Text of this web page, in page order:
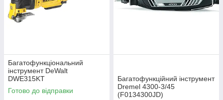
Багатофункціональний
інструмент DeWalt
DWE315KT
Готово до відправки
Багатофункційний інструмент
Dremel 4300-3/45
(F0134300JD)